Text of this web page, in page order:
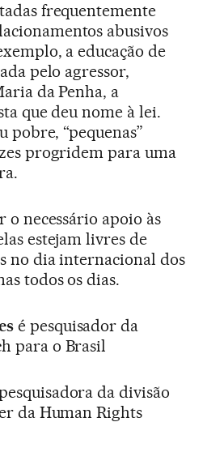
frequentemente
abusivos
a educação de
pelo agressor,
da Penha, a
que deu nome à lei.
pobre, “pequenas”
progridem para uma
o necessário apoio às
estejam livres de
no dia internacional dos
todos os dias.
é pesquisador da
para o Brasil
da divisão
da Human Rights